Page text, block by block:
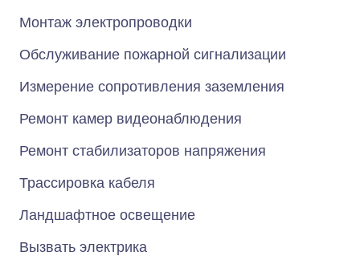
Монтаж электропроводки
Обслуживание пожарной сигнализации
Измерение сопротивления заземления
Ремонт камер видеонаблюдения
Ремонт стабилизаторов напряжения
Трассировка кабеля
Ландшафтное освещение
Вызвать электрика